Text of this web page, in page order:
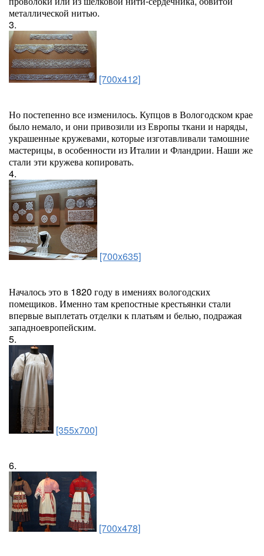
металлической нитью.
3.
[700x412]
Но постепенно все изменилось. Купцов в Вологодском крае
было немало, и они привозили из Европы ткани и наряды,
украшенные кружевами, которые изготавливали тамошние
мастерицы, в особенности из Италии и Фландрии. Наши же
стали эти кружева копировать.
4.
[700x635]
Началось это в 1820 году в имениях вологодских
помещиков. Именно там крепостные крестьянки стали
впервые выплетать отделки к платьям и белью, подражая
западноевропейским.
5.
[355x700]
6.
[700x478]